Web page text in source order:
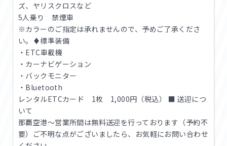
ズ、ヤリスクロスなど
5人乗り 禁煙車
※カラーのご指定は承れませんので、予めご了承くださ
い。♦標準装備
・ETC車載機
・カーナビゲーション
・バックモニター
・Bluetooth
レンタルETCカード 1枚 1,000円（税込） ■ 送迎につ
いて
那覇空港〜営業所間は無料送迎を行っております（予約不
要）ご不明な点がございましたら、お気軽にお問い合わせ